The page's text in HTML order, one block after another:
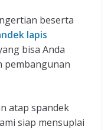
beserta
lapis
bisa Anda
pembangunan
atap spandek
siap mensuplai